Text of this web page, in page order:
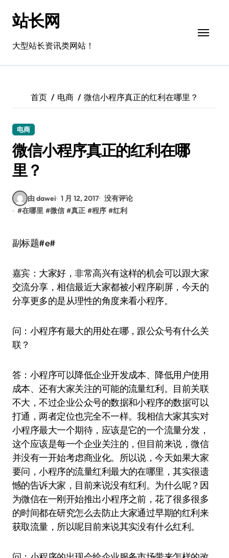
站长网
大型站长资讯类网站！
首页 电商 微信小程序真正的红利在哪里？
电商
微信小程序真正的红利在哪
里？
由 dawei 1 月 12, 2017 没有评论
#在哪里 #微信 #真正 #程序 #红利
副标题#e#
嘉宾：大家好，非常高兴有这样的机会可以跟大家
交流分享，相信最近大家都被小程序刷屏，今天的
分享更多的是从理性的角度来看小程序。
问：小程序有最大的用处在哪，跟公众号有什么关
联？
答：小程序可以降低企业开发成本、降低用户使用
成本、还有大家关注的可能的流量红利。目前关联
不大，不过企业公众号的数据和小程序的数据可以
打通，两者定位也完全不一样。我相信大家其实对
小程序最大一个期待，应该是它的一个流量分发，
这个应该是每一个企业关注的，但目前来说，微信
并没有一开始考虑商业化。所以说，今天如果大家
要问，小程序的流量红利最大的在哪里，其实很遗
憾的告诉大家，目前来说没有红利。为什么呢？因
为微信在一刚开始推出小程序之前，花了很多很多
的时间都在研究怎么去防止大家通过早期的红利来
获取流量，所以呢目前来说其实没有什么红利。